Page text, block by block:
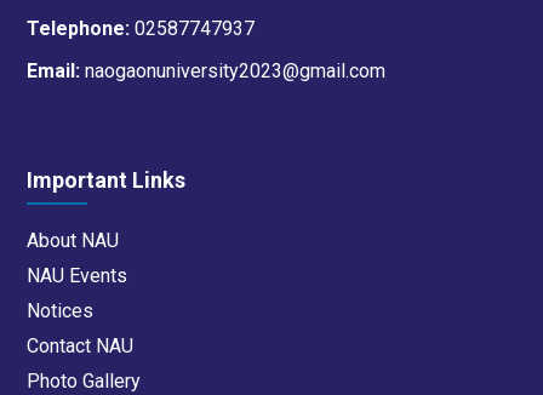
Telephone: 02587747937
Email: naogaonuniversity2023@gmail.com
Important Links
About NAU
NAU Events
Notices
Contact NAU
Photo Gallery